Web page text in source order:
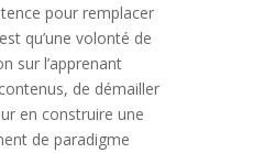
pour remplacer
qu’une volonté de
sur l’apprenant
de démailler
en construire une
de paradigme